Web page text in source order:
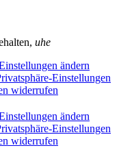
uhe
ändern
Einstellungen
widerrufen
ändern
Einstellungen
widerrufen